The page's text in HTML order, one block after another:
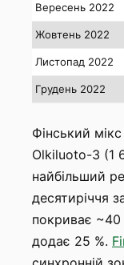
Вересень 2022
Жовтень 2022
Листопад 2022
Грудень 2022
Фінський
Olkiluoto-3 (1
найбільший
десятиріччя
покриває ~40
додає 25 %.